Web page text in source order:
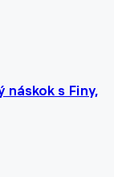
náskok s Finy,